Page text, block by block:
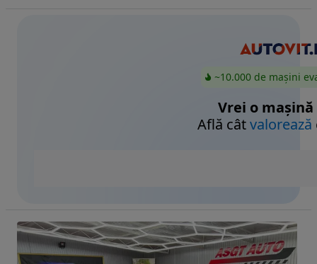
~10.000 de mașini
Vrei o mașină
Află câtvalorează